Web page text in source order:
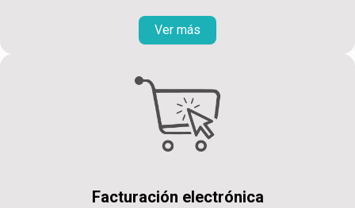
Ver más
Facturación electrónica